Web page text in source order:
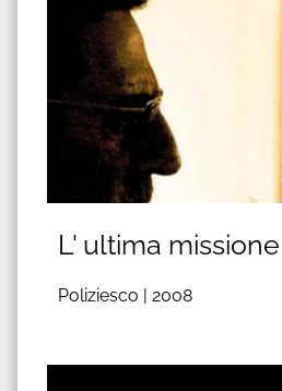
L' ultima missione
Poliziesco | 2008